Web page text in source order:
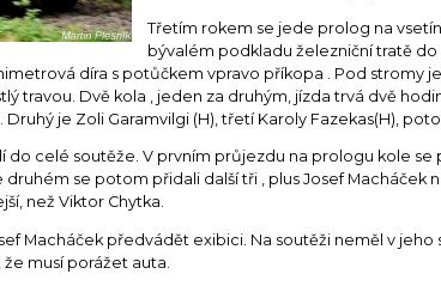
Třetím rokem se jede prolog na
bývalém podkladu železniční tratě do
díra s potůčkem vpravo příkopa . Pod stromy
travou. Dvě kola , jeden za druhým, jízda trvá dvě
je Zoli Garamvilgi (H), třetí Karoly Fazekas(H),
do celé soutěže. V prvním průjezdu na prologu kole se
druhém se potom přidali další tři , plus Josef Macháček
než Viktor Chytka.
Macháček předvádět exibici. Na soutěži neměl v jeho
musí porážet auta.